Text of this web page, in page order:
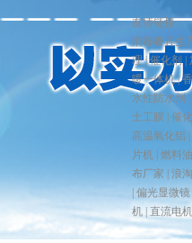
友情链接：
消毒餐具生
理|催化剂|
暖一体机|
水性防水剂|
土工膜
催
高温氧化铝
片机| 燃料
布厂家
浪
偏光显微镜|
机| 直流电机